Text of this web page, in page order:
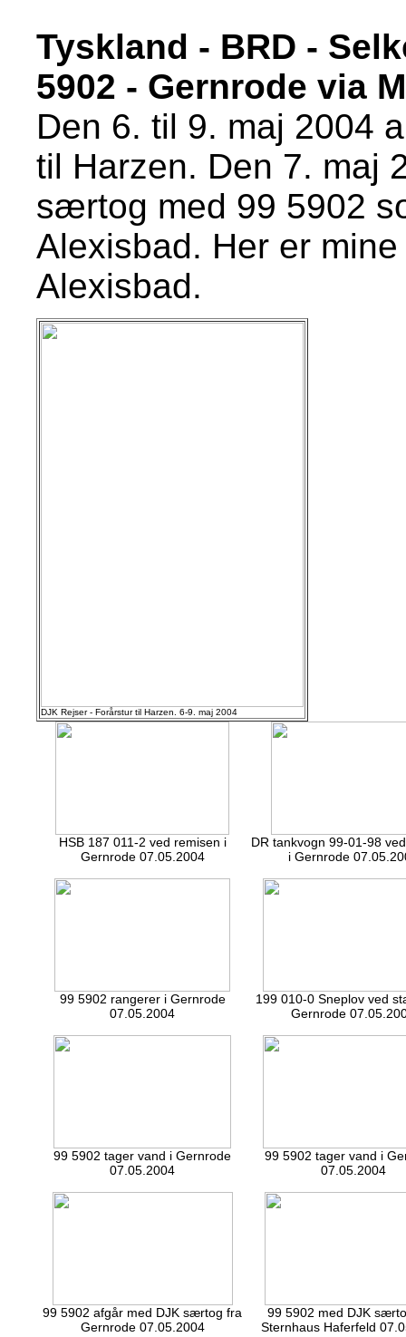
Tyskland - BRD -
5902 - Gernrode via
Den 6. til 9. maj 2004
til Harzen. Den 7. maj
særtog med 99 5902
Alexisbad. Her er
Alexisbad.
DJK Rejser - Forårstur til Harzen. 6-9. maj 2004
HSB 187 011-2 ved remisen i
Gernrode 07.05.2004
DR tankvogn 99-01-98
i Gernrode
99 5902 rangerer i Gernrode
07.05.2004
199 010-0 Sneplov ved
Gernrode
99 5902 tager vand i Gernrode
07.05.2004
99 5902 tager vand i
07.05.2004
99 5902 afgår med DJK særtog fra
Gernrode 07.05.2004
99 5902 med DJK
Sternhaus Haferfeld